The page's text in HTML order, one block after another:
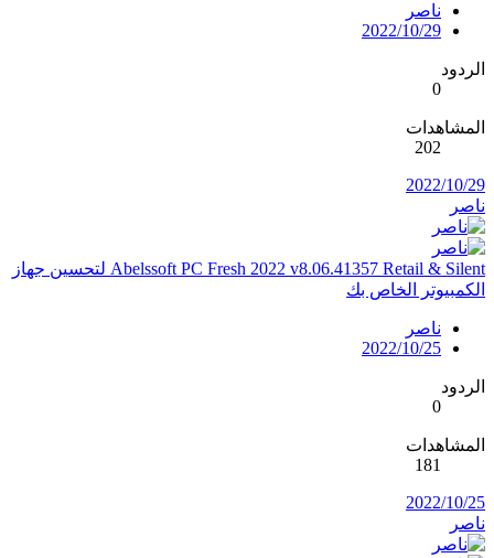
ناصر
2022/10/29
الردود
0
المشاهدات
202
2022/10/29
ناصر
Abelssoft PC Fresh 2022 v8.06.41357 Retail & Silent لتحسين جهاز
الكمبيوتر الخاص بك
ناصر
2022/10/25
الردود
0
المشاهدات
181
2022/10/25
ناصر